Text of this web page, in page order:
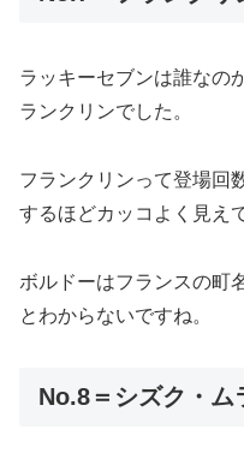
ラッキーセブンは誰なの
ランクリンでした。
フランクリンって登場回
するほどカッコよく見え
ボルドーはフランスの町
とわからないですね。
No.8＝シズク・ム